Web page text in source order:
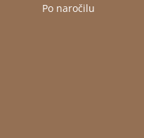
Po naročilu